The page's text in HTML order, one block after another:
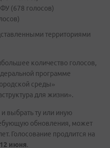
(678 голосов)
территориями
количество голосов,
программе
среды»
для жизни».
выбрать ту или иную
обновления, может
Голосование продлится на
июня.